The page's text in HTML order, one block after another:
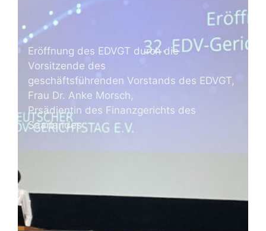
Eröffnung des EDVGT durch die
Vorsitzende des
geschäftsführenden Vorstands des EDVGT,
Frau Dr. Anke Morsch,
Prsädientin des Finanzgerichts des
Saarlandes